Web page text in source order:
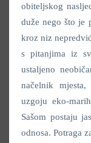
obiteljskog
duže nego što je
kroz niz
s pitanjima iz
ustaljeno
načelnik
uzgoju eko-
Sašom postaju
odnosa. Potraga